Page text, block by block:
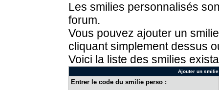
Les smilies personnalisés
forum.
Vous pouvez ajouter un
cliquant simplement dessus
Voici la liste des smilies
Ajouter un
Entrer le code du smilie perso :